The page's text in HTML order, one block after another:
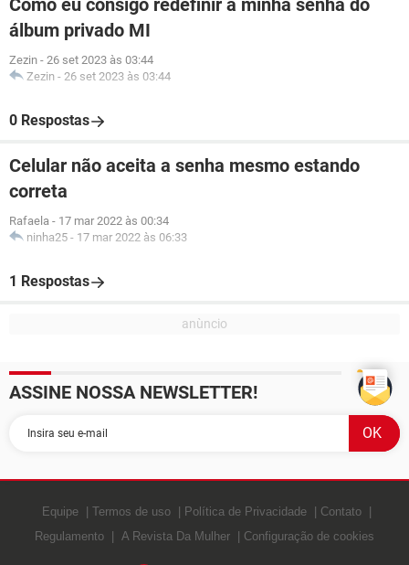
Como eu consigo redefinir a minha senha do
álbum privado MI
Zezin - 26 set 2023 às 03:44
Zezin - 26 set 2023 às 03:44
0 Respostas
Celular não aceita a senha mesmo estando
correta
Rafaela - 17 mar 2022 às 00:34
ninha25 - 17 mar 2022 às 06:33
1 Respostas
ASSINE NOSSA NEWSLETTER!
Equipe Termos de uso Política de Privacidade
Contato
Regulamento
A Revista Da Mulher Configuração de cookies